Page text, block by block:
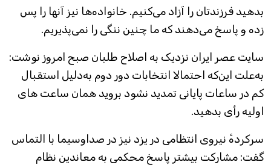
بدهید فرزندتان را آزاد می‌کنیم. خانواده‌ها نیز آنها را پس
زده و پاسخ می‌دهند که ما چنین ننگی را نمی‌پذیریم.
سایت عصر ایران نزدیک به اصلاح طلبان صبح امروز نوشت:
به‌علت این‌که احتمالا انتخابات دور دوم به‌دلیل استقبال
کم در ساعات پایانی تمدید نشود بروید همان ساعت های
اولیه رأی بدهید.
سرکردهٔ نیروی انتظامی در یزد نیز در صداوسیما با التماس
گفت: مشارکت بیشتر پاسخ محکمی به معاندین نظام